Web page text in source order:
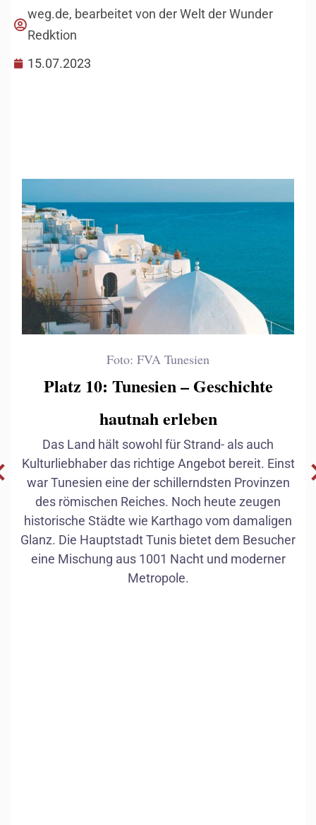
weg.de, bearbeitet von der Welt der Wunder
Redktion
15.07.2023
Foto: FVA Tunesien
Platz 10: Tunesien – Geschichte
hautnah erleben
Das Land hält sowohl für Strand- als auch
Kulturliebhaber das richtige Angebot bereit. Einst
war Tunesien eine der schillerndsten Provinzen
des römischen Reiches. Noch heute zeugen
historische Städte wie Karthago vom damaligen
Glanz. Die Hauptstadt Tunis bietet dem Besucher
eine Mischung aus 1001 Nacht und moderner
Metropole.